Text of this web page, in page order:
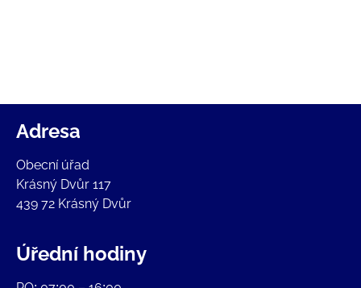
Adresa
Obecní úřad
Krásný Dvůr 117
439 72 Krásný Dvůr
Úřední hodiny